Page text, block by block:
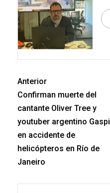
Anterior
Confirman muerte del
cantante Oliver Tree y
youtuber argentino Gaspi
en accidente de
helicópteros en Río de
Janeiro